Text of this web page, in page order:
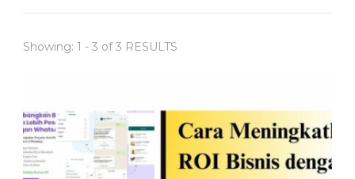
Showing: 1 - 3 of 3 RESULTS